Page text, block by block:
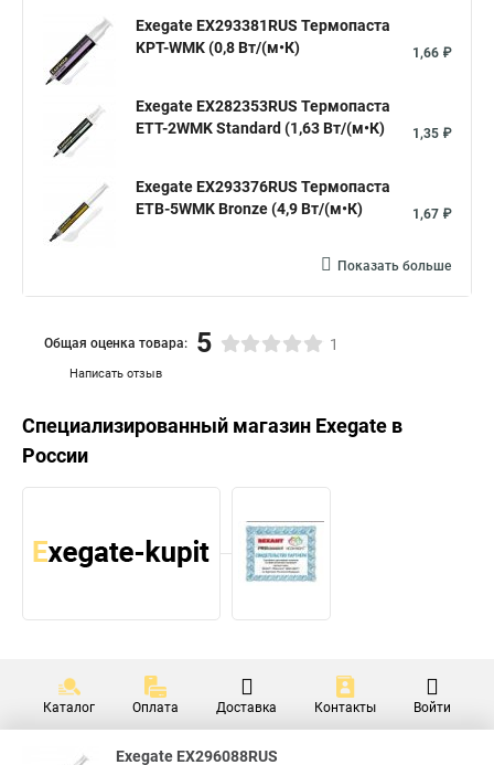
Exegate EX293381RUS Термопаста
KPT-WMK (0,8 Вт/(м•К)
1,66 ₽
Exegate EX282353RUS Термопаста
ETТ-2WMK Standard (1,63 Вт/(м•К)
1,35 ₽
Exegate EX293376RUS Термопаста
ETB-5WMK Bronze (4,9 Вт/(м•К)
1,67 ₽
Показать больше
Написать отзыв
Общая оценка товара: 5 1
Специализированный магазин Exegate в
России
Каталог Оплата Доставка Контакты Войти
Exegate EX296088RUS